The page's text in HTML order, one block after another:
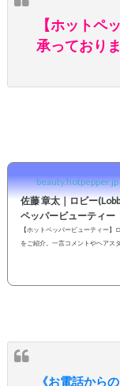
【ホットペ
承っておりま
beauty.hotpepper.jp
佐藤 章太｜ロビー
ペッパービューティー
【ホットペッパービューティー
をご紹介。一言コメントやヘアス
《お電話から